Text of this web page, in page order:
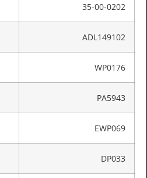
35-00-0202
ADL149102
WP0176
PA5943
EWP069
DP033